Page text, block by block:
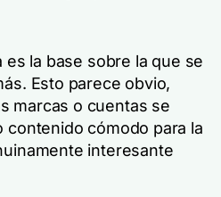
es la base sobre la que se
Esto parece obvio,
marcas o cuentas se
contenido cómodo para la
interesante